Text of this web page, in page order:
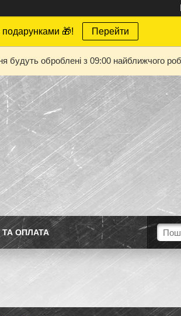
🎁! Перейти
будуть оброблені з 09:00 найближчого
ОПЛАТА